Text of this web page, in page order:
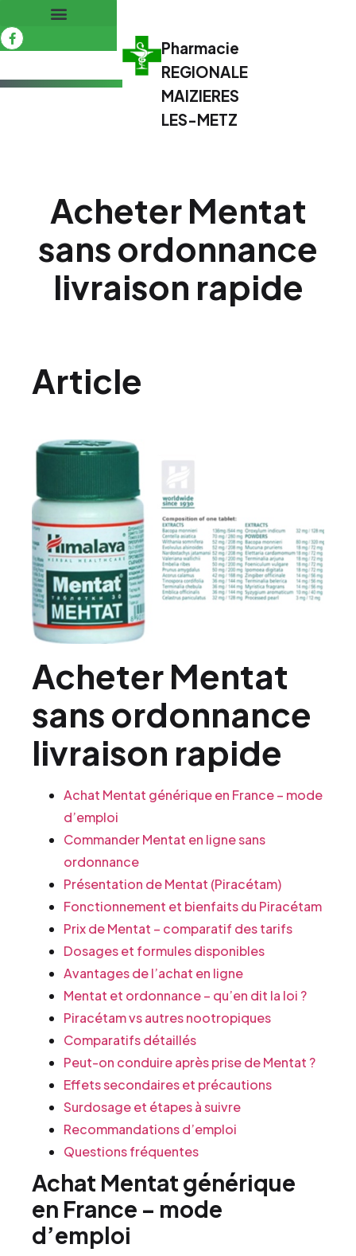
Pharmacie
REGIONALE
MAIZIERES
LES-METZ
Acheter Mentat
sans ordonnance
livraison rapide
Article
Acheter Mentat
sans ordonnance
livraison rapide
Achat Mentat générique en France – mode
d’emploi
Commander Mentat en ligne sans
ordonnance
Présentation de Mentat (Piracétam)
Fonctionnement et bienfaits du Piracétam
Prix de Mentat – comparatif des tarifs
Dosages et formules disponibles
Avantages de l’achat en ligne
Mentat et ordonnance – qu’en dit la loi ?
Piracétam vs autres nootropiques
Comparatifs détaillés
Peut-on conduire après prise de Mentat ?
Effets secondaires et précautions
Surdosage et étapes à suivre
Recommandations d’emploi
Questions fréquentes
Achat Mentat générique
en France – mode
d’emploi